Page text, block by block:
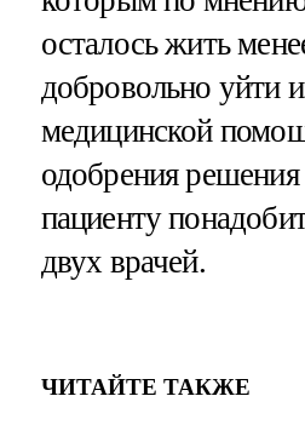
осталось жить
добровольно уйти
медицинской
одобрения решения
пациенту
двух врачей.
ЧИТАЙТЕ ТАКЖЕ